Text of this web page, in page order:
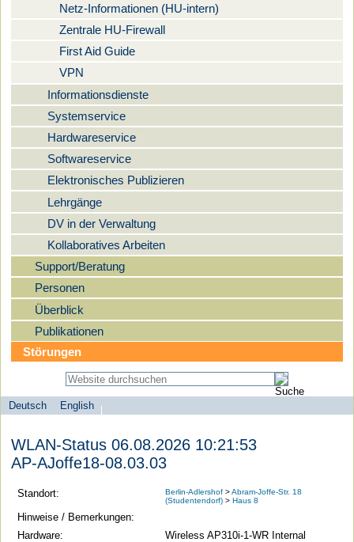
Netz-Informationen (HU-intern)
Zentrale HU-Firewall
First Aid Guide
VPN
Informationsdienste
Systemservice
Hardwareservice
Softwareservice
Elektronisches Publizieren
Lehrgänge
DV in der Verwaltung
Kollaboratives Arbeiten
Support/Beratung
Personen
Überblick
Publikationen
Störungen
Sprachauswahl
Deutsch
English
search-menu
Universität
zu
Berlin
Computer-
WLAN-Status 06.08.2026 10:21:53
AP-AJoffe18-08.03.03
Standort: Berlin-Adlershof >Abram-Joffe-Str. 18
(Studentendorf) >Haus 8
Hinweise / Bemerkungen:
Hardware:
Wireless AP310i-1-WR Internal